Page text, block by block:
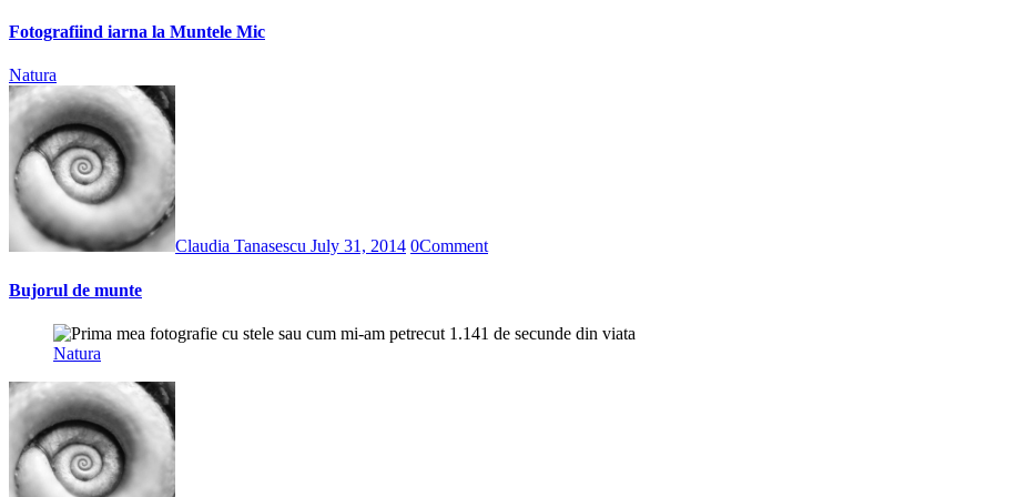
Fotografiind iarna la Muntele Mic
Natura
Claudia Tanasescu July 31, 2014 0Comment
Bujorul de munte
Natura